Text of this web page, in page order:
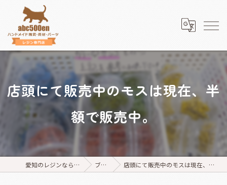
店頭にて販売中のモスは現在、半
額で販売中。
愛知のレジンならabc500en ブログ 店頭にて販売中のモスは現在、半額で販売中。